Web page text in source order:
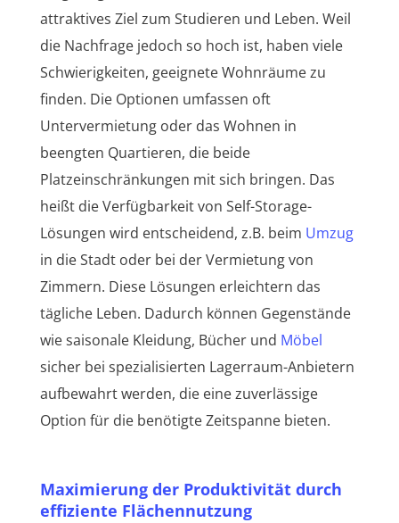
attraktives Ziel zum Studieren und Leben. Weil
die Nachfrage jedoch so hoch ist, haben viele
Schwierigkeiten, geeignete Wohnräume zu
finden. Die Optionen umfassen oft
Untervermietung oder das Wohnen in
beengten Quartieren, die beide
Platzeinschränkungen mit sich bringen. Das
heißt die Verfügbarkeit von Self-Storage-
Lösungen wird entscheidend, z.B. beim Umzug
in die Stadt oder bei der Vermietung von
Zimmern. Diese Lösungen erleichtern das
tägliche Leben. Dadurch können Gegenstände
wie saisonale Kleidung, Bücher und Möbel
sicher bei spezialisierten Lagerraum-Anbietern
aufbewahrt werden, die eine zuverlässige
Option für die benötigte Zeitspanne bieten.
Maximierung der Produktivität durch
effiziente Flächennutzung